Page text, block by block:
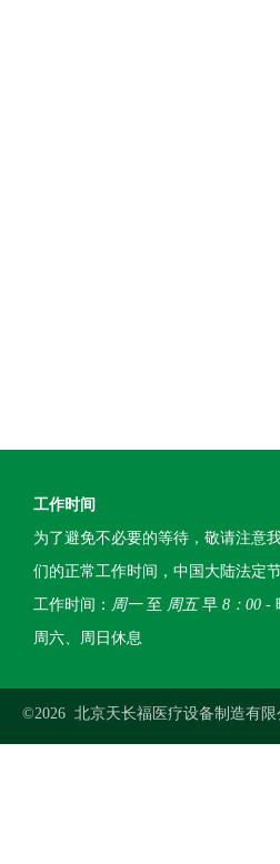
工作时间
为了避免不必要的等待，敬请注意
们的正常工作时间，中国大陆法定节
工作时间： 周一至 周五早 8：00 -
周六、周日休息
©2026 北京天长福医疗设备制造有